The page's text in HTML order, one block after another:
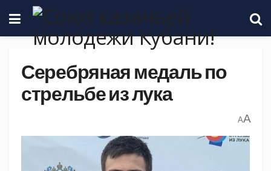
Серебряная медаль по
стрельбе из лука
AA